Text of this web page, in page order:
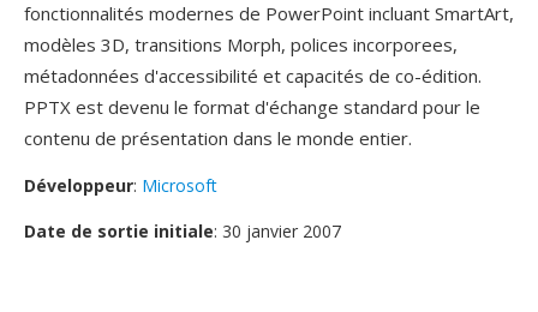
fonctionnalités modernes de PowerPoint incluant SmartArt,
modèles 3D, transitions Morph, polices incorporees,
métadonnées d'accessibilité et capacités de co-édition.
PPTX est devenu le format d'échange standard pour le
contenu de présentation dans le monde entier.
Développeur: Microsoft
Date de sortie initiale: 30 janvier 2007